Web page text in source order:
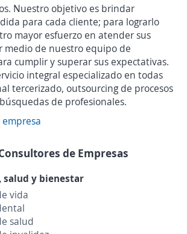
Nuestro objetivo es brindar
para cada cliente; para lograrlo
mayor esfuerzo en atender sus
medio de nuestro equipo de
cumplir y superar sus expectativas.
integral especializado en todas
tercerizado, outsourcing de procesos
de profesionales.
empresa
de Empresas
salud y bienestar
vida
salud